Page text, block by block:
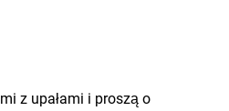
z upałami i proszą o